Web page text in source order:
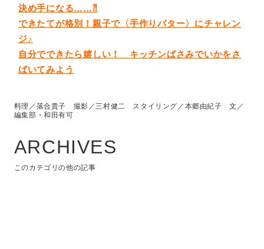
決め手になる……⁈
できたてが格別！親子で〈手作りバター〉にチャレン
ジ♪
自分でできたら嬉しい！ キッチンばさみでいかをさ
ばいてみよう
料理／落合貴子 撮影／三村健二 スタイリング／本郷由紀子 文／
編集部・和田有可
ARCHIVES
このカテゴリの他の記事